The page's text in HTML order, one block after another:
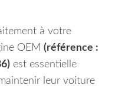
à votre
OEM (référence :
est essentielle
leur voiture